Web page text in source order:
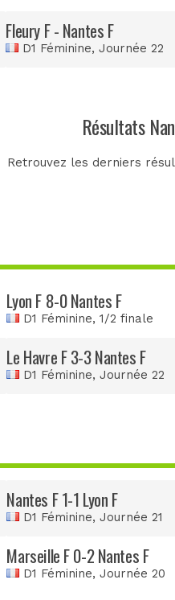
Fleury F - Nantes F
D1 Féminine, Journée 22
Résultats
Retrouvez les derniers
Lyon F 8-0 Nantes F
D1 Féminine, 1/2 finale
Le Havre F 3-3 Nantes F
D1 Féminine, Journée 22
Nantes F 1-1 Lyon F
D1 Féminine, Journée 21
Marseille F 0-2 Nantes F
D1 Féminine, Journée 20